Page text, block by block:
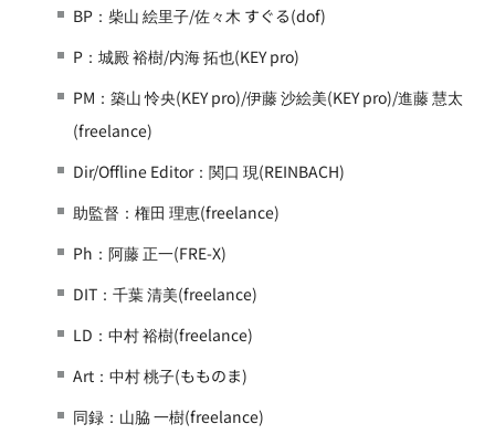
BP：柴山 絵里子/佐々木 すぐる(dof)
P：城殿 裕樹/内海 拓也(KEY pro)
PM：築山 怜央(KEY pro)/伊藤 沙絵美(KEY pro)/進藤 慧太
(freelance)
Dir/Offline Editor：関口 現(REINBACH)
助監督：権田 理恵(freelance)
Ph：阿藤 正一(FRE-X)
DIT：千葉 清美(freelance)
LD：中村 裕樹(freelance)
Art：中村 桃子(もものま)
同録：山脇 一樹(freelance)